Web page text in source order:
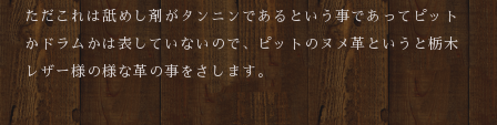
ただこれは舐めし剤がタンニンであるという事であってピット
かドラムかは表していないので、ピットのヌメ革というと栃木
レザー様の様な革の事をさします。